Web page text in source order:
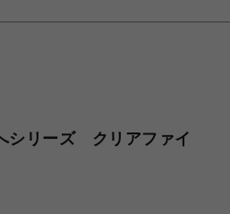
シリーズ クリアファイ